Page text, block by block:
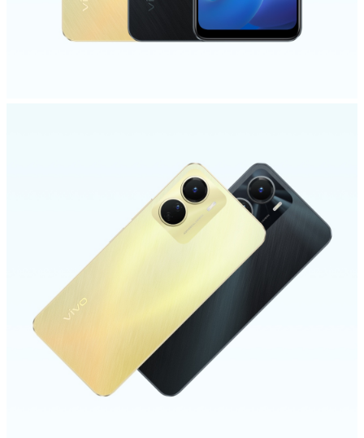
UAE(AR) | حدد البلد/المنطقة